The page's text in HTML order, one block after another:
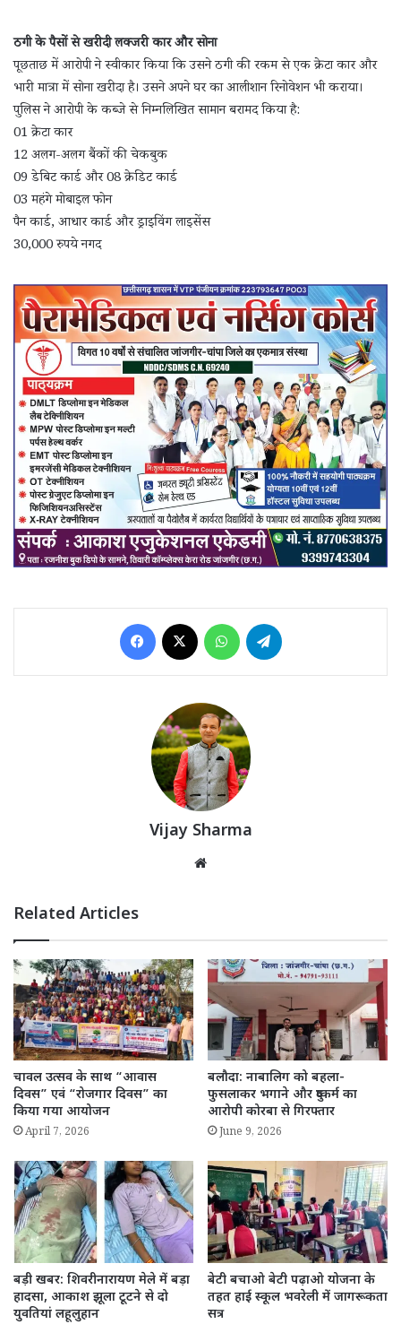
ठगी के पैसों से खरीदी लक्जरी कार और सोना
पूछताछ में आरोपी ने स्वीकार किया कि उसने ठगी की रकम से एक क्रेटा कार और
भारी मात्रा में सोना खरीदा है। उसने अपने घर का आलीशान रिनोवेशन भी कराया।
पुलिस ने आरोपी के कब्जे से निम्नलिखित सामान बरामद किया है:
01 क्रेटा कार
12 अलग-अलग बैंकों की चेकबुक
09 डेबिट कार्ड और 08 क्रेडिट कार्ड
03 महंगे मोबाइल फोन
पैन कार्ड, आधार कार्ड और ड्राइविंग लाइसेंस
30,000 रुपये नगद
Facebook WhatsApp
Vijay Sharma
Related Articles
चावल उत्सव के साथ “आवास
दिवस” एवं “रोजगार दिवस” का
किया गया आयोजन
April 7, 2026
बलौदा: नाबालिग को बहला-
फुसलाकर भगाने और दुष्कर्म का
आरोपी कोरबा से गिरफ्तार
June 9, 2026
बड़ी खबर: शिवरीनारायण मेले में बड़ा
हादसा, आकाश झूला टूटने से दो
युवतियां लहूलुहान
बेटी बचाओ बेटी पढ़ाओ योजना के
तहत हाई स्कूल भवरेली में जागरूकता
सत्र